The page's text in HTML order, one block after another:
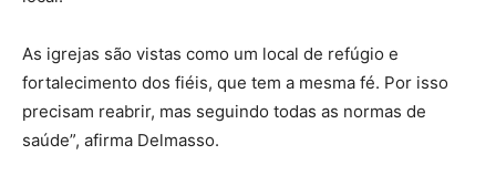
As igrejas são vistas como um local de refúgio e
fortalecimento dos fiéis, que tem a mesma fé. Por isso
precisam reabrir, mas seguindo todas as normas de
saúde”, afirma Delmasso.